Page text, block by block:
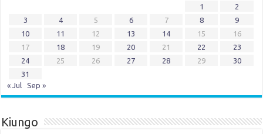
1
2
3
4 5 6 7 8
9
10
11 12 13 14 15
16
17
18 19 20 21 22
23
24
25 26 27 28 29
30
31
« Jul
Sep »
Kiungo